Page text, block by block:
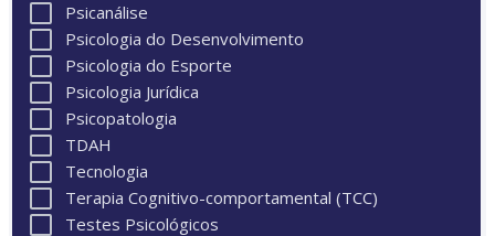
Psicanálise
Psicologia do Desenvolvimento
Psicologia do Esporte
Psicologia Jurídica
Psicopatologia
TDAH
Tecnologia
Terapia Cognitivo-comportamental (TCC)
Testes Psicológicos